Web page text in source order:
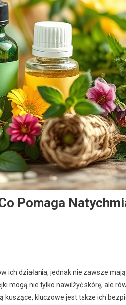
Pomaga
ich działania, jednak nie zawsze mają
mogą nie tylko nawilżyć skórę, ale
kuszące, kluczowe jest także ich